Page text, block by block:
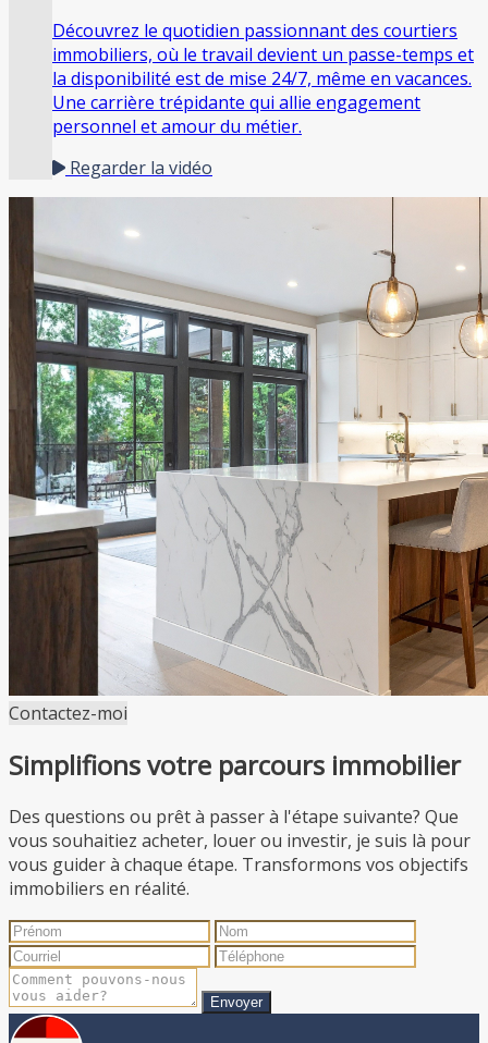
Découvrez le quotidien passionnant des courtiers
immobiliers, où le travail devient un passe-temps et
la disponibilité est de mise 24/7, même en vacances.
Une carrière trépidante qui allie engagement
personnel et amour du métier.
Regarder la vidéo
Contactez-moi
Simplifions votre parcours immobilier
Des questions ou prêt à passer à l'étape suivante? Que
vous souhaitiez acheter, louer ou investir, je suis là pour
vous guider à chaque étape. Transformons vos objectifs
immobiliers en réalité.
Envoyer